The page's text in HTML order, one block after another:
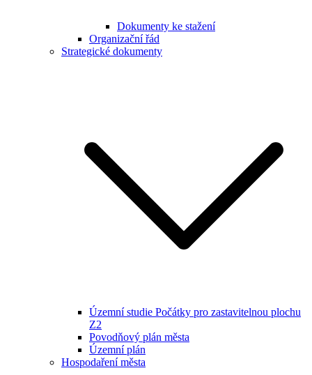
Dokumenty ke stažení
Organizační řád
Strategické dokumenty
Územní studie Počátky pro zastavitelnou plochu
Z2
Povodňový plán města
Územní plán
Hospodaření města